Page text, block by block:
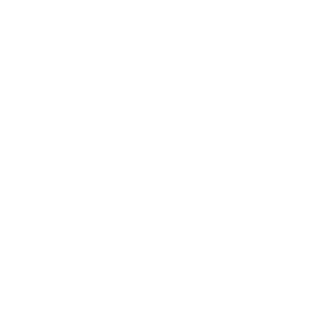
составляет 1500 люмен, что
и металлическим
2 А/ч, 4 А/ч и 6 А/ч. Эти батареи